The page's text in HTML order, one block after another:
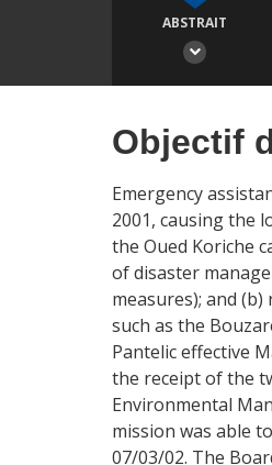
ABSTRAIT
Objectif
Emergency
2001, causing the
the Oued Koriche
of disaster
measures); and
such as the
Pantelic effective
the receipt of the
Environmental
mission was able
07/03/02. The